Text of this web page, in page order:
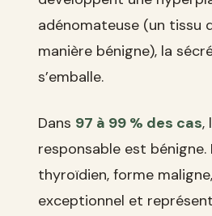
adénomateuse (un tissu
manière bénigne), la
s’emballe.
Dans 97 à 99 % des cas,
responsable est
thyroïdien, forme
exceptionnel et